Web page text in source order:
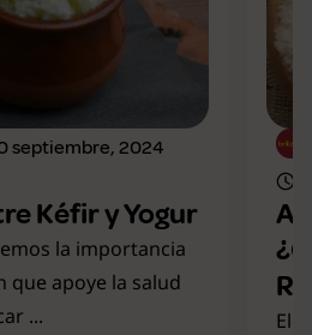
septiembre, 2024
Kéfir y Yogur
la importancia
que apoye la salud
...